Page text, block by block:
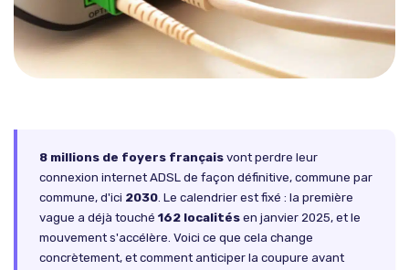
8 millions de foyers français vont perdre leur
connexion internet ADSL de façon définitive, commune par
commune, d'ici 2030. Le calendrier est fixé : la première
vague a déjà touché 162 localités en janvier 2025, et le
mouvement s'accélère. Voici ce que cela change
concrètement, et comment anticiper la coupure avant